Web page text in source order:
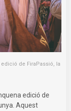
de FiraPassió, la
edició de
Aquest